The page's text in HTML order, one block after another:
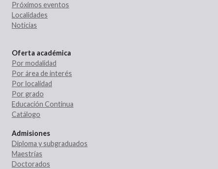
Próximos eventos
Localidades
Noticias
Oferta académica
Por modalidad
Por área de interés
Por localidad
Por grado
Educación Continua
Catálogo
Admisiones
Diploma y subgraduados
Maestrías
Doctorados